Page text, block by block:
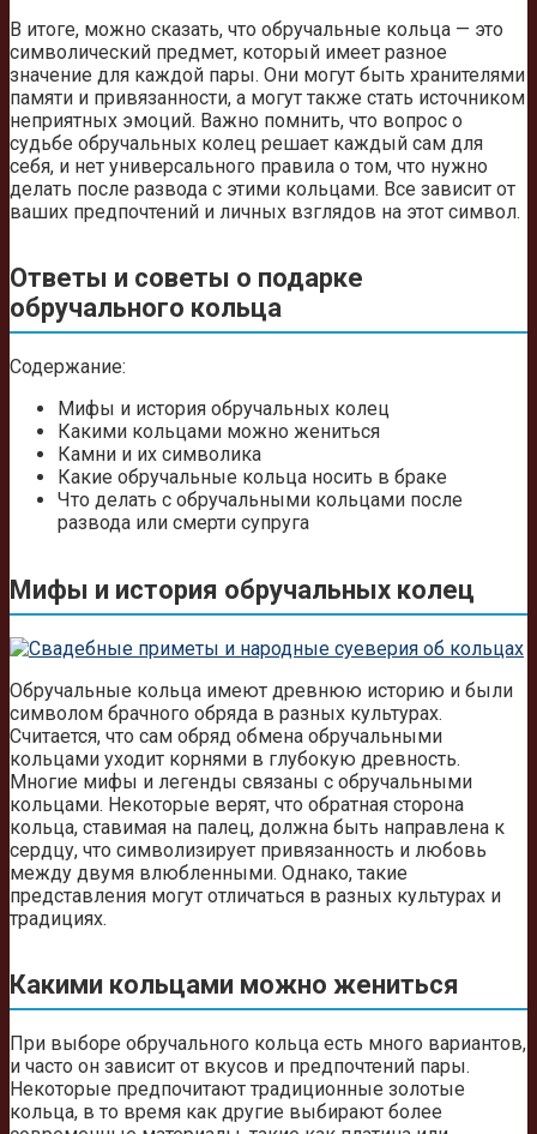
В итоге, можно сказать, что обручальные кольца — это
символический предмет, который имеет разное
значение для каждой пары. Они могут быть хранителями
памяти и привязанности, а могут также стать источником
неприятных эмоций. Важно помнить, что вопрос о
судьбе обручальных колец решает каждый сам для
себя, и нет универсального правила о том, что нужно
делать после развода с этими кольцами. Все зависит от
ваших предпочтений и личных взглядов на этот символ.
Ответы и советы о подарке
обручального кольца
Содержание:
Мифы и история обручальных колец
Какими кольцами можно жениться
Камни и их символика
Какие обручальные кольца носить в браке
Что делать с обручальными кольцами после
развода или смерти супруга
Мифы и история обручальных колец
Обручальные кольца имеют древнюю историю и были
символом брачного обряда в разных культурах.
Считается, что сам обряд обмена обручальными
кольцами уходит корнями в глубокую древность.
Многие мифы и легенды связаны с обручальными
кольцами. Некоторые верят, что обратная сторона
кольца, ставимая на палец, должна быть направлена к
сердцу, что символизирует привязанность и любовь
между двумя влюбленными. Однако, такие
представления могут отличаться в разных культурах и
традициях.
Какими кольцами можно жениться
При выборе обручального кольца есть много вариантов,
и часто он зависит от вкусов и предпочтений пары.
Некоторые предпочитают традиционные золотые
кольца, в то время как другие выбирают более